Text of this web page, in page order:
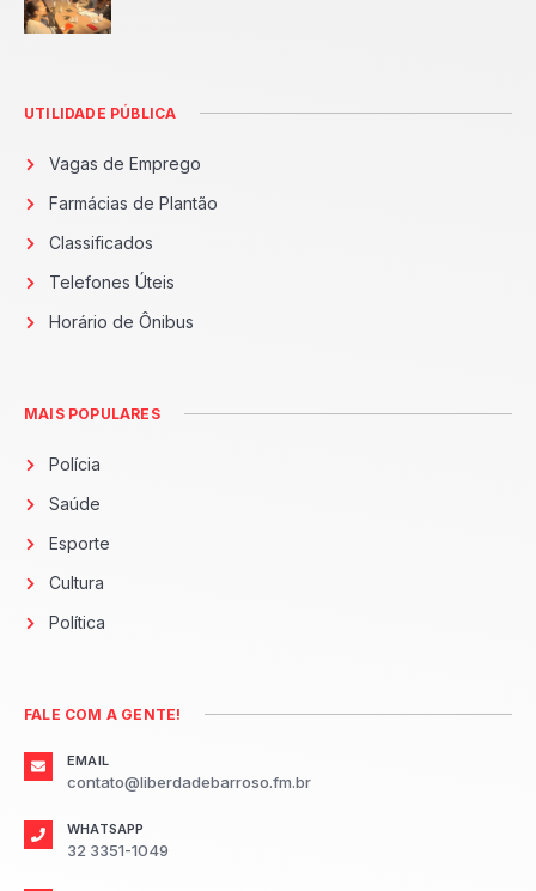
UTILIDADE PÚBLICA
Vagas de Emprego
Farmácias de Plantão
Classificados
Telefones Úteis
Horário de Ônibus
MAIS POPULARES
Polícia
Saúde
Esporte
Cultura
Política
FALE COM A GENTE!
EMAIL
contato@liberdadebarroso.fm.br
WHATSAPP
32 3351-1049